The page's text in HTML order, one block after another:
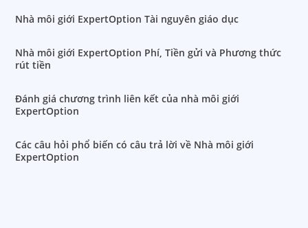
Nhà môi giới ExpertOption Tài nguyên giáo dục
Nhà môi giới ExpertOption Phí, Tiền gửi và Phương thức
rút tiền
Đánh giá chương trình liên kết của nhà môi giới
ExpertOption
Các câu hỏi phổ biến có câu trả lời về Nhà môi giới
ExpertOption